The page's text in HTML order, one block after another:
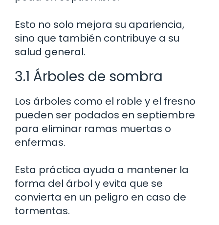
Esto no solo mejora su apariencia,
sino que también contribuye a su
salud general.
3.1 Árboles de sombra
Los árboles como el roble y el fresno
pueden ser podados en septiembre
para eliminar ramas muertas o
enfermas.
Esta práctica ayuda a mantener la
forma del árbol y evita que se
convierta en un peligro en caso de
tormentas.